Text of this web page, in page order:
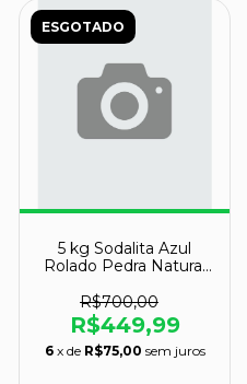
ESGOTADO
5 kg Sodalita Azul
Rolado Pedra Natural
R$700,00
R$449,99
6 x de R$75,00 sem juros